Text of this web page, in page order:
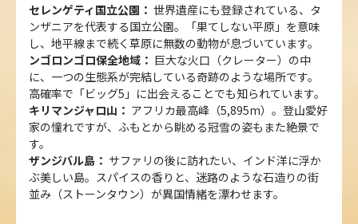
セレンゲティ国立公園： 世界遺産にも登録されている、タ
ンザニアを代表する国立公園。「果てしない平原」を意味
し、地平線まで続く草原に無数の動物が息づいています。
ンゴロンゴロ保全地域： 巨大な火口（クレーター）の中
に、一つの生態系が完結している奇跡のような場所です。
高確率で「ビッグ5」に出会えることでも知られています。
キリマンジャロ山： アフリカ最高峰（5,895m）。登山愛好
家の憧れですが、ふもとから眺める冠雪の姿もまた絶景で
す。
ザンジバル島： サファリの後に訪れたい、インド洋に浮か
ぶ美しい島。スパイスの香りと、迷路のような石造りの街
並み（ストーンタウン）が異国情緒を漂わせます。